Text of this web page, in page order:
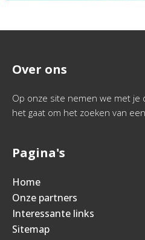
Over ons
Op onze site nemen we met je
het gaat om het zoeken van
Pagina's
Home
Onze partners
Interessante links
Sitemap